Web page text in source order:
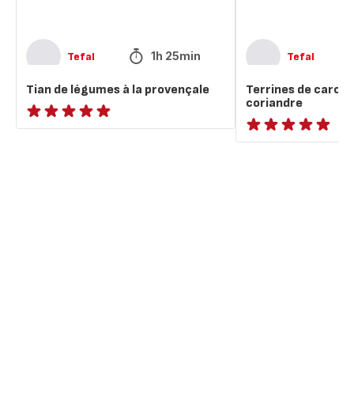
Tefal 1h 25min
Tian de légumes à la provençale
ratings.NaN
Tefal
Terrines de
coriandre
ratings.NaN